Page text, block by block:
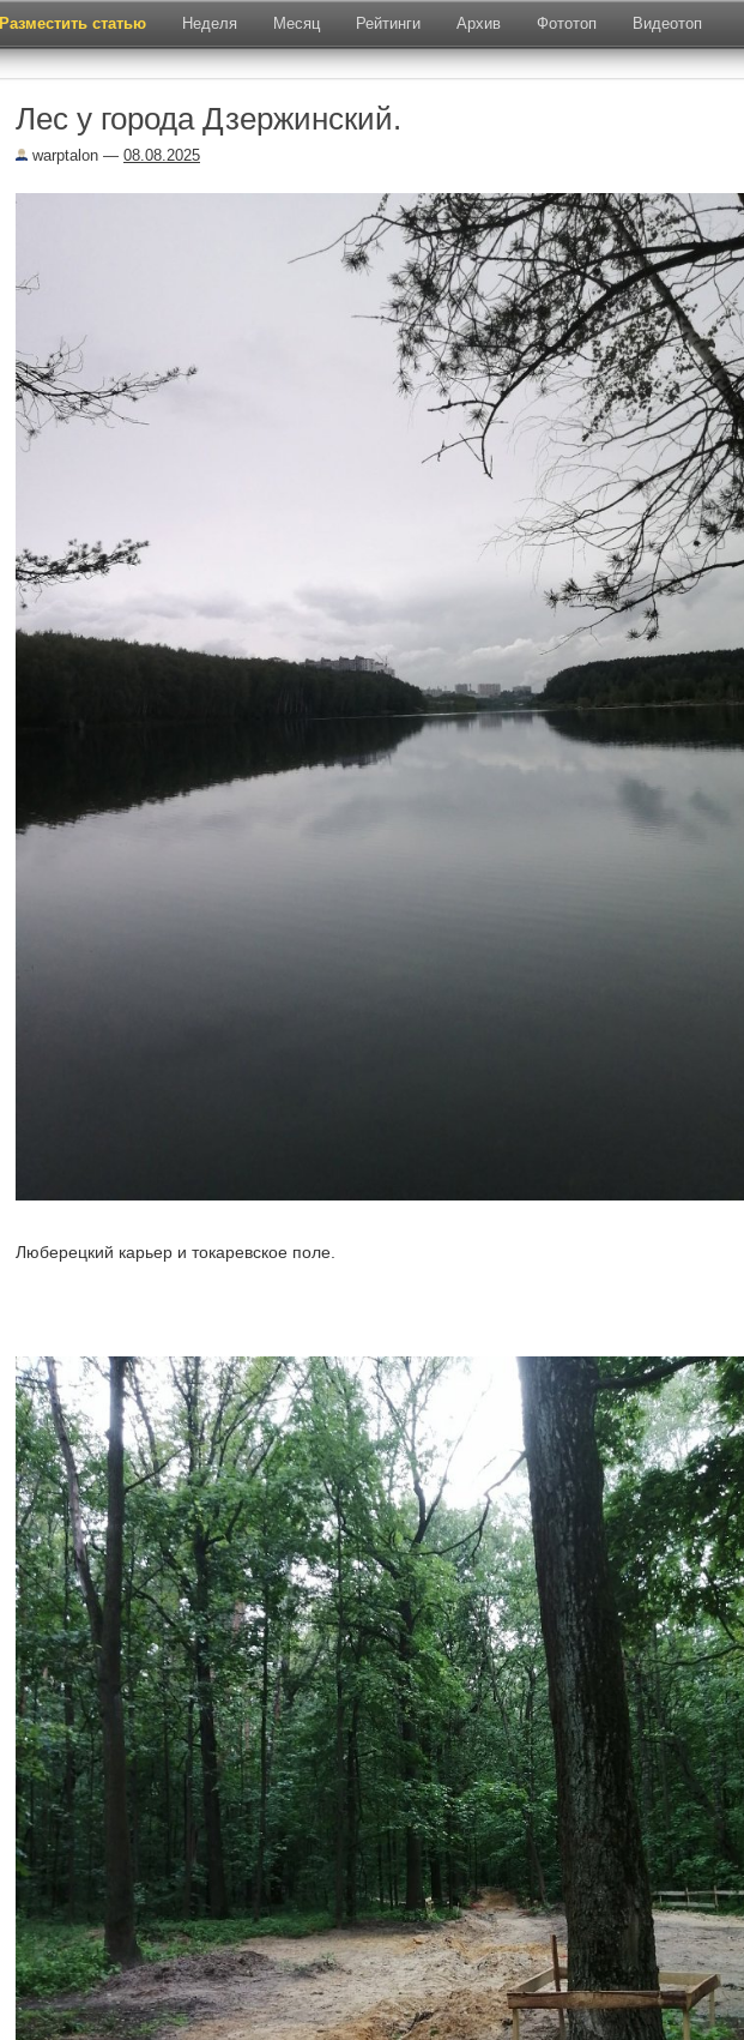
Разместить статью Неделя Месяц Рейтинги Архив Фототоп Видеотоп
Лес у города Дзержинский.
warptalon — 08.08.2025
Люберецкий карьер и токаревское поле.